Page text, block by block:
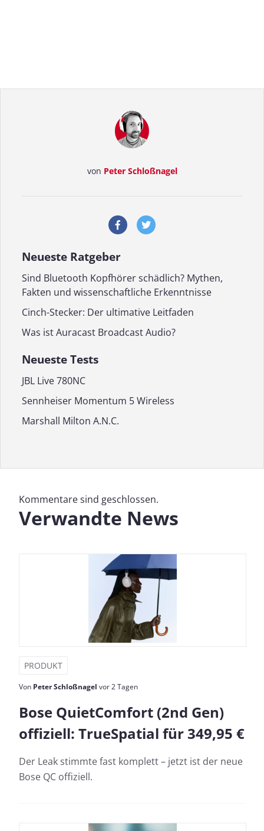
von Peter Schloßnagel
Neueste Ratgeber
Sind Bluetooth Kopfhörer schädlich? Mythen,
Fakten und wissenschaftliche Erkenntnisse
Cinch-Stecker: Der ultimative Leitfaden
Was ist Auracast Broadcast Audio?
Neueste Tests
JBL Live 780NC
Sennheiser Momentum 5 Wireless
Marshall Milton A.N.C.
Kommentare sind geschlossen.
Verwandte News
PRODUKT
Von Peter Schloßnagel vor 2 Tagen
Bose QuietComfort (2nd Gen)
offiziell: TrueSpatial für 349,95 €
Der Leak stimmte fast komplett – jetzt ist der neue
Bose QC offiziell.